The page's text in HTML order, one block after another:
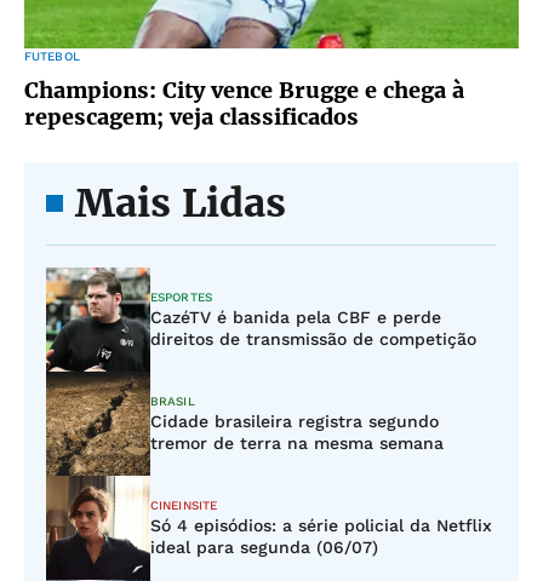
FUTEBOL
Champions: City vence Brugge e chega à
repescagem; veja classificados
Mais Lidas
ESPORTES
CazéTV é banida pela CBF e perde
direitos de transmissão de competição
BRASIL
Cidade brasileira registra segundo
tremor de terra na mesma semana
CINEINSITE
Só 4 episódios: a série policial da Netflix
ideal para segunda (06/07)